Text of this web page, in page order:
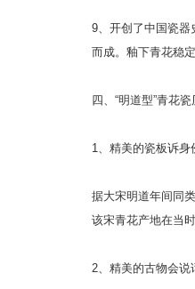
9、开创了中国瓷器
而成。釉下青花稳
四、“明道型”青花
1、精美的瓷板诉身
据大宋明道年间同
该宋青花产地在当
2、精美的古物会说